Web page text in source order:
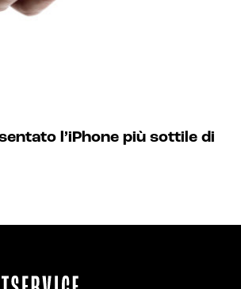
l’iPhone più sottile di